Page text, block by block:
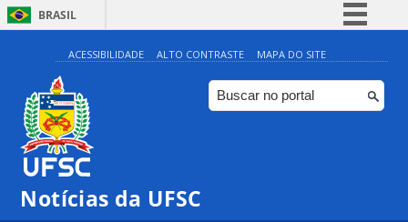
BRASIL
Simplifique!
Comunica BR
Participe
ACESSIBILIDADE ALTO CONTRASTE MAPA DO SITE
Notícias da UFSC